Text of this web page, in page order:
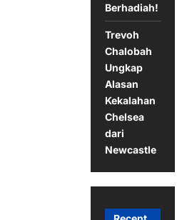
Berhadiah!
Trevoh
Chalobah
Ungkap
Alasan
Kekalahan
Chelsea
dari
Newcastle